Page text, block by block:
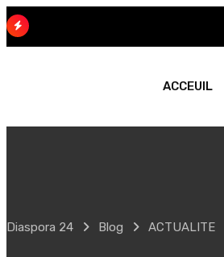
Skip
to
ACCEUIL
Diaspora 24 Blog ACTUALITE